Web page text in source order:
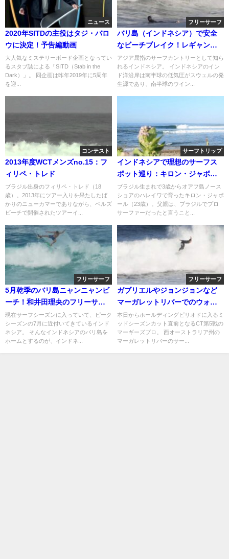
ニュース
2020年SITDの主役はタジ・バロ
ウに決定！予告編動画
大人気なミステリーボード企画となってい
るスタブ誌による「SITD（Stab in the
Dark）」。 同企画は昨年2019年に5周年
を迎...
フリーサーフ
バリ島（インドネシア）で安全
なビーチブレイク！レギャンビ
ーチでのフリーサーフ動画
アジア屈指のサーフカントリーとして知ら
れるインドネシア。 インドネシアのイン
ド洋沿岸は南半球の低気圧がスウェルの発
生源であり、南半球のウイン...
コンテスト
2013年度WCTメンズno.15：フ
ィリペ・トレド
ブラジル出身のフィリペ・トレド（18
歳）。2013年にツアー入りを果たしたば
かりのニューカマーでありながら、ベルズ
ビーチで開催されたツアーイ...
サーフトリップ
インドネシアで理想のサーフス
ポット巡り：キロン・ジャボー
ル
ブラジル生まれで3歳からオアフ島ノース
ショアのハレイワで育ったキロン・ジャボ
ール（23歳）。父親は、ブラジルでプロ
サーファーだったと言うこと...
フリーサーフ
5月乾季のバリ島ニャンニャンビ
ーチ！和井田理央のフリーサー
フィン動画
現在サーフシーズンに入っていて、ピーク
シーズンの7月に近付いてきているインド
ネシア。 そんなインドネシアのバリ島を
ホームとするのが、インドネ...
フリーサーフ
ガブリエルやジョンジョンなど
マーガレットリバーでのウォー
ムアップサーフ動画
本日からホールディングピリオドに入るミ
ッドシーズンカット直前となるCT第5戦の
マーギーズプロ。 西オーストラリア州の
マーガレットリバーのサー...